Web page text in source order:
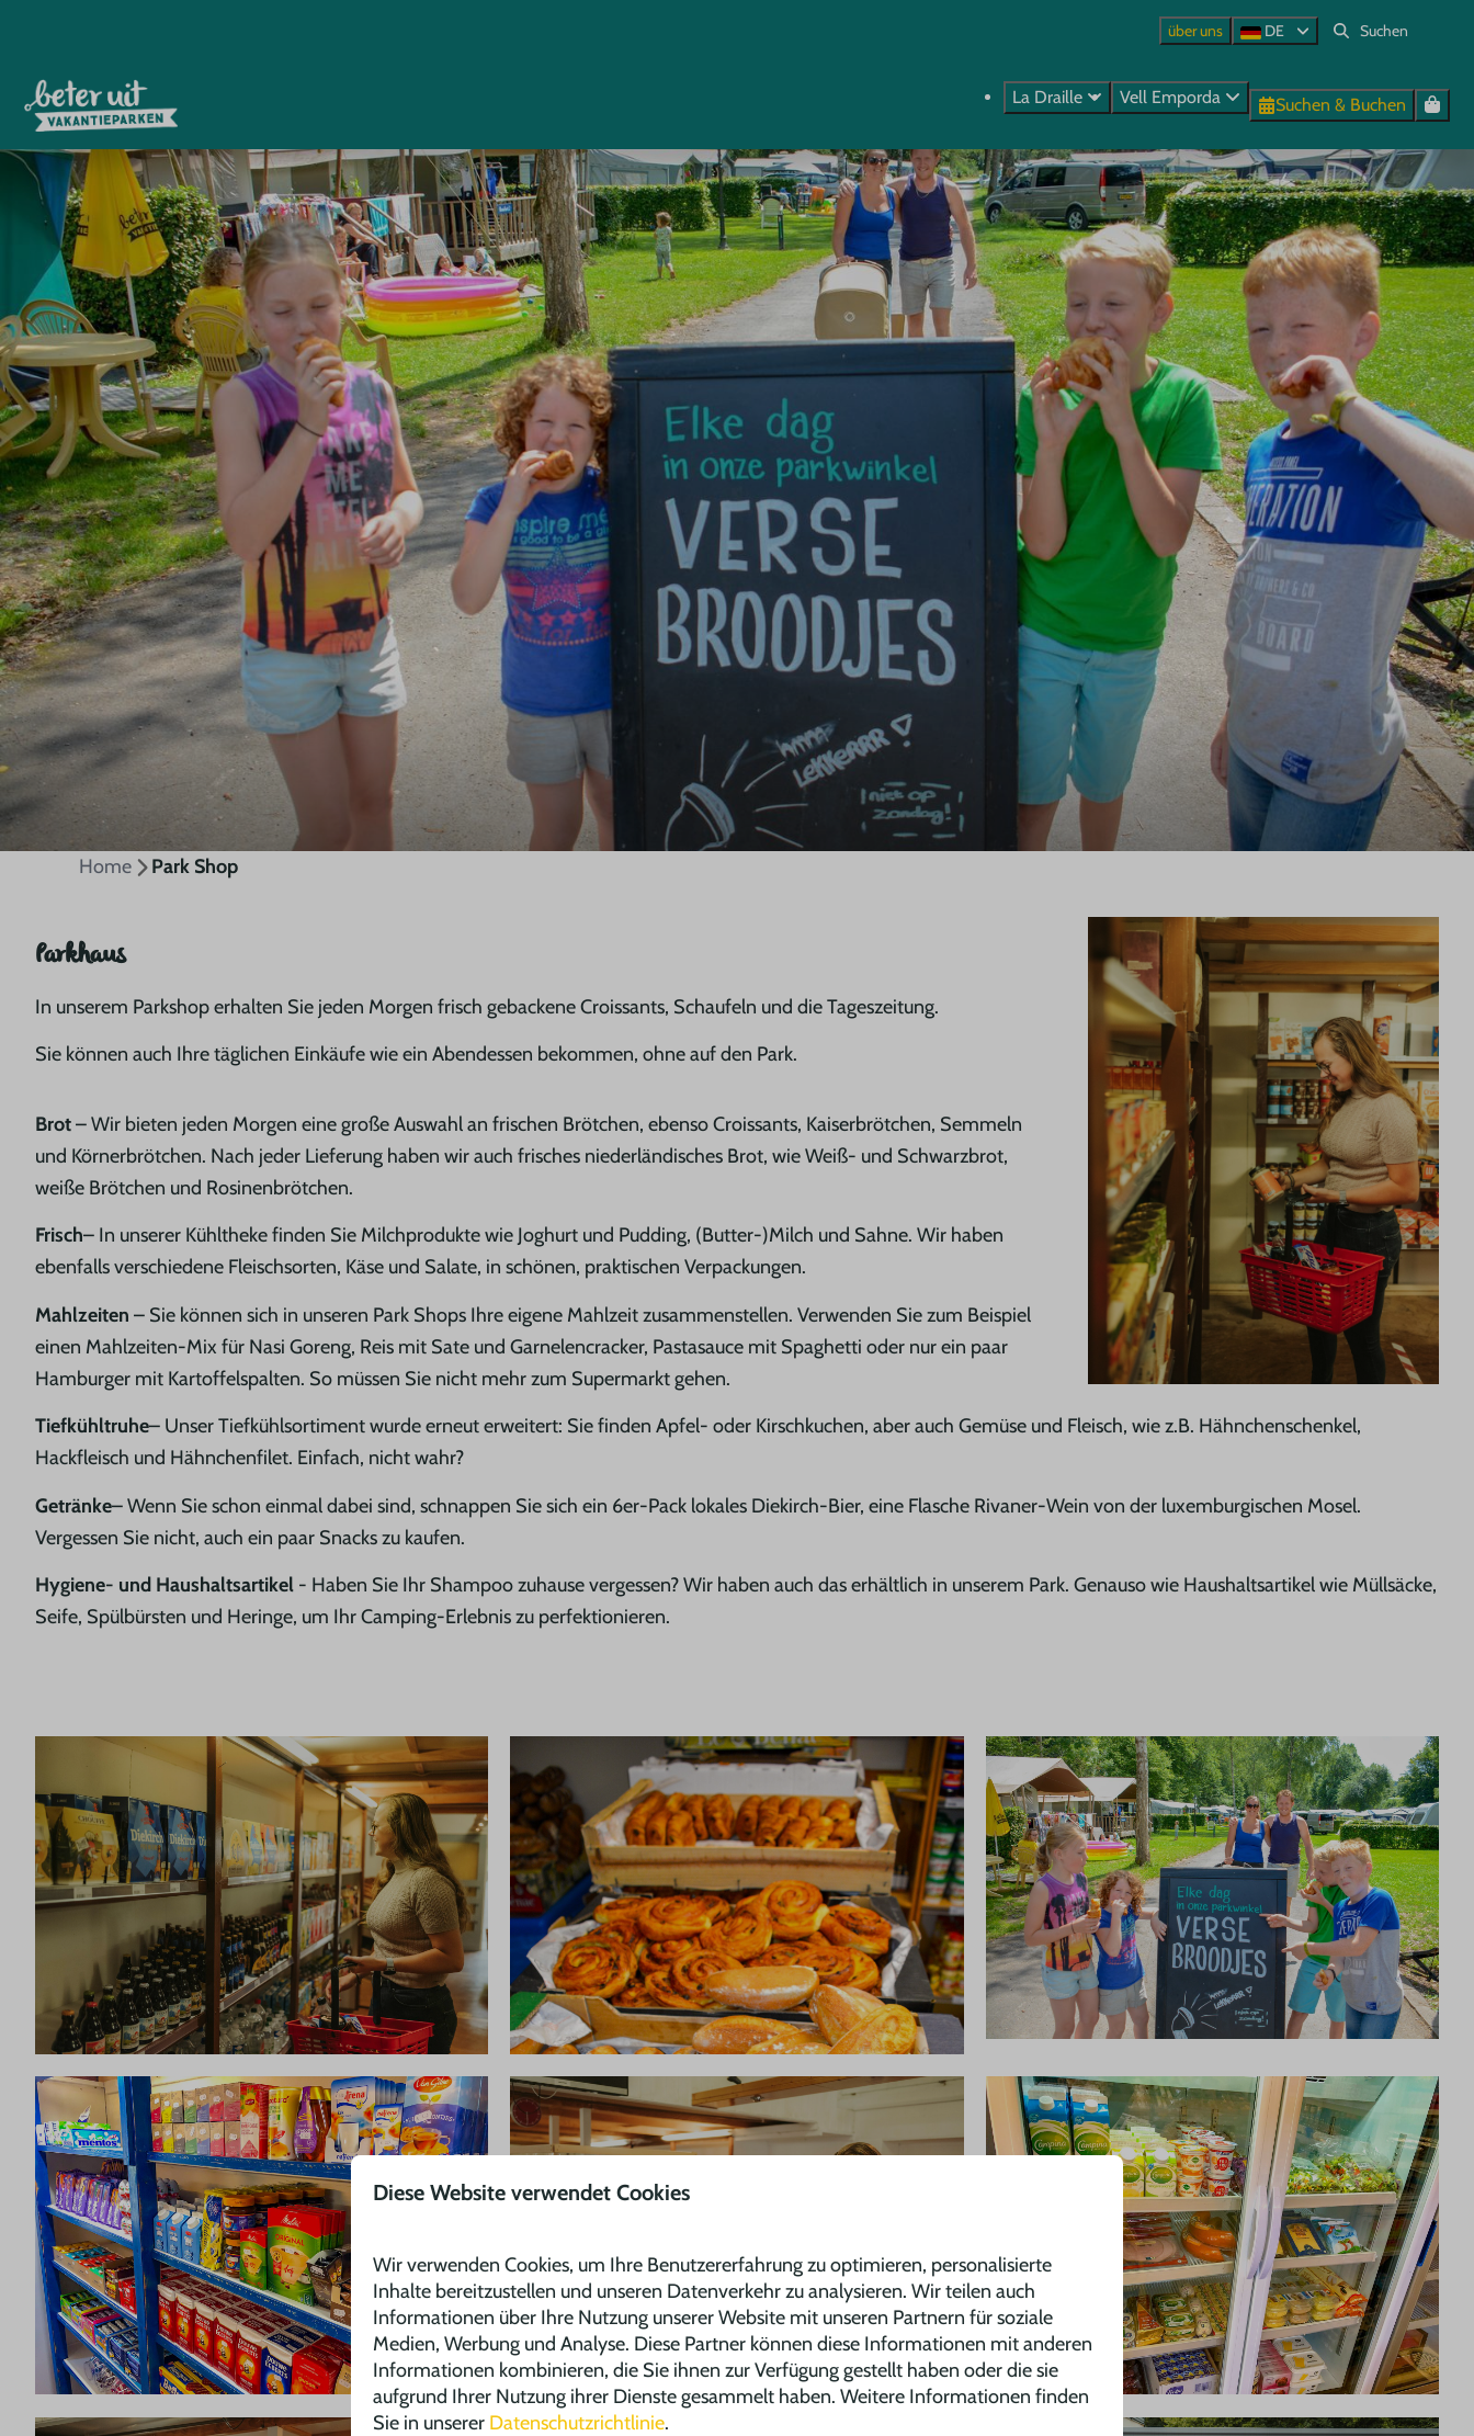
über uns DE
La Draille Vell Emporda Suchen & Buchen
Home Park Shop
Parkhaus
In unserem Parkshop erhalten Sie jeden Morgen frisch gebackene Croissants, Schaufeln und die Tageszeitung.
Sie können auch Ihre täglichen Einkäufe wie ein Abendessen bekommen, ohne auf den Park.
Brot– Wir bieten jeden Morgen eine große Auswahl an frischen Brötchen, ebenso Croissants, Kaiserbrötchen, Semmeln
und Körnerbrötchen. Nach jeder Lieferung haben wir auch frisches niederländisches Brot, wie Weiß- und Schwarzbrot,
weiße Brötchen und Rosinenbrötchen.
Frisch– In unserer Kühltheke finden Sie Milchprodukte wie Joghurt und Pudding, (Butter-)Milch und Sahne. Wir haben
ebenfalls verschiedene Fleischsorten, Käse und Salate, in schönen, praktischen Verpackungen.
Mahlzeiten – Sie können sich in unseren Park Shops Ihre eigene Mahlzeit zusammenstellen. Verwenden Sie zum Beispiel
einen Mahlzeiten-Mix für Nasi Goreng, Reis mit Sate und Garnelencracker, Pastasauce mit Spaghetti oder nur ein paar
Hamburger mit Kartoffelspalten. So müssen Sie nicht mehr zum Supermarkt gehen.
Tiefkühltruhe– Unser Tiefkühlsortiment wurde erneut erweitert: Sie finden Apfel- oder Kirschkuchen, aber auch Gemüse und Fleisch, wie z.B. Hähnchenschenkel,
Hackfleisch und Hähnchenfilet. Einfach, nicht wahr?
Getränke– Wenn Sie schon einmal dabei sind, schnappen Sie sich ein 6er-Pack lokales Diekirch-Bier, eine Flasche Rivaner-Wein von der luxemburgischen Mosel.
Vergessen Sie nicht, auch ein paar Snacks zu kaufen.
Hygiene- und Haushaltsartikel - Haben Sie Ihr Shampoo zuhause vergessen? Wir haben auch das erhältlich in unserem Park. Genauso wie Haushaltsartikel wie Müllsäcke,
Seife, Spülbürsten und Heringe, um Ihr Camping-Erlebnis zu perfektionieren.
Diese Website verwendet Cookies
Wir verwenden Cookies, um Ihre Benutzererfahrung zu optimieren, personalisierte
Inhalte bereitzustellen und unseren Datenverkehr zu analysieren. Wir teilen auch
Informationen über Ihre Nutzung unserer Website mit unseren Partnern für soziale
Medien, Werbung und Analyse. Diese Partner können diese Informationen mit anderen
Informationen kombinieren, die Sie ihnen zur Verfügung gestellt haben oder die sie
aufgrund Ihrer Nutzung ihrer Dienste gesammelt haben. Weitere Informationen finden
Sie in unserer Datenschutzrichtlinie.